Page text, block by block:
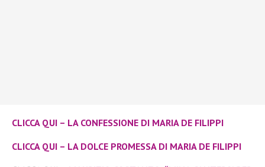
CLICCA QUI – LA CONFESSIONE DI MARIA DE FILIPPI
CLICCA QUI – LA DOLCE PROMESSA DI MARIA DE FILIPPI